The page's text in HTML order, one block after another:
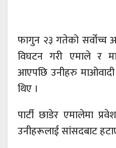
फागुन २३ गतेको
विघटन गरी एमाले र
आएपछि उनीहरु
थिए ।
पार्टी छाडेर एमालेमा
उनीहरूलाई सांसदबाट